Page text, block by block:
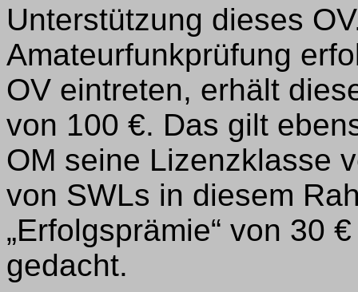
Unterstützung dieses
Amateurfunkprüfung
OV eintreten, erhält
von 100 €. Das gilt
OM seine Lizenzklasse
von SWLs in diesem
„Erfolgsprämie“ von 30
gedacht.